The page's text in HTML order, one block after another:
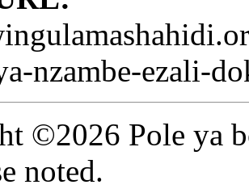
nzambe-ezali-
©2026 Pole ya
noted.